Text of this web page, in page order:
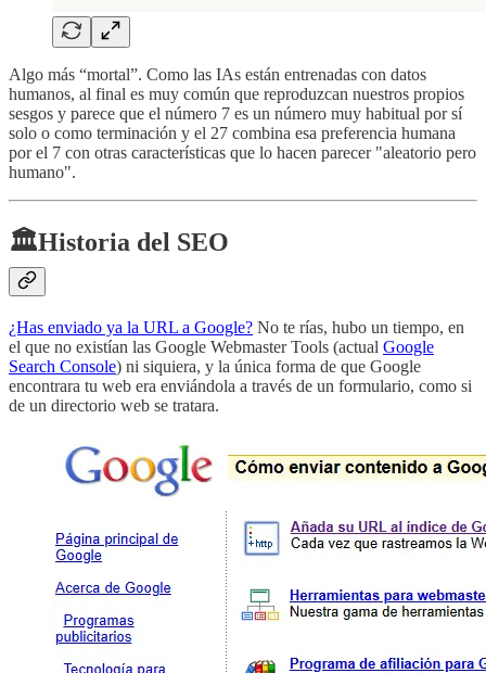
Algo más “mortal”. Como las IAs están entrenadas con datos
humanos, al final es muy común que reproduzcan nuestros propios
sesgos y parece que el número 7 es un número muy habitual por sí
solo o como terminación y el 27 combina esa preferencia humana
por el 7 con otras características que lo hacen parecer "aleatorio pero
humano".
🏛️Historia del SEO
¿Has enviado ya la URL a Google? No te rías, hubo un tiempo, en
el que no existían las Google Webmaster Tools (actual Google
Search Console) ni siquiera, y la única forma de que Google
encontrara tu web era enviándola a través de un formulario, como si
de un directorio web se tratara.